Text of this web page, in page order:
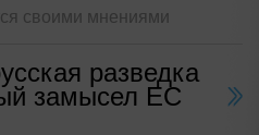
своими мнениями
разведка
замысел ЕС